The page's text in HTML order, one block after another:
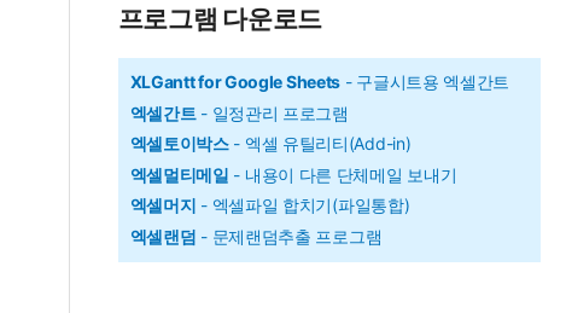
리
프로그램 다운로드
XLGantt for Google Sheets - 구글시트용 엑셀간트
엑셀간트- 일정관리 프로그램
엑셀토이박스- 엑셀 유틸리티(Add-in)
엑셀멀티메일 - 내용이 다른 단체메일 보내기
엑셀머지 - 엑셀파일 합치기(파일통합)
엑셀랜덤 - 문제랜덤추출 프로그램